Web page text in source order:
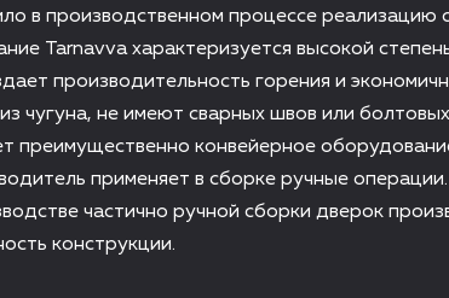
в производственном процессе реализацию
Tarnavva характеризуется высокой
производительность горения и
чугуна, не имеют сварных швов или
преимущественно конвейерное
применяет в сборке ручные
частично ручной сборки дверок
конструкции.